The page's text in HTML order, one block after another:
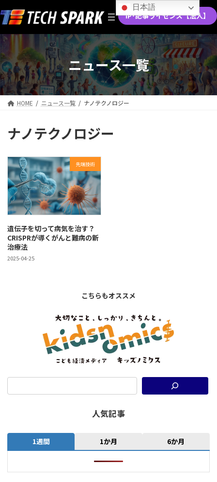
ン
テ
ン
ツ
へ
ス
キ
ッ
プ
ビ
ゲ
ー
シ
ョ
ン
に
移
動
IP･記事ライセンス【法人】
ニュース一覧
HOME ニュース一覧 ナノテクノロジー
ナノテクノロジー
先端技術
遺伝子を切って病気を治す？
CRISPRが導くがんと難病の新
治療法
2025-04-25
こちらもオススメ
人気記事
1週間 1か月 6か月
日本語